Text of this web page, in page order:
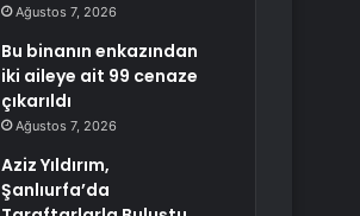
Ağustos 7, 2026
Bu binanın enkazından
iki aileye ait 99 cenaze
çıkarıldı
Ağustos 7, 2026
Aziz Yıldırım,
Şanlıurfa’da